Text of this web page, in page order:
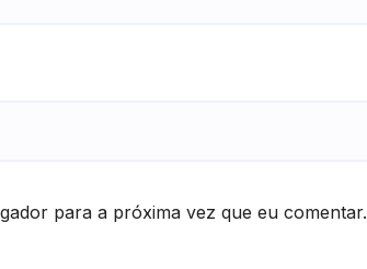
para a próxima vez que eu comentar.